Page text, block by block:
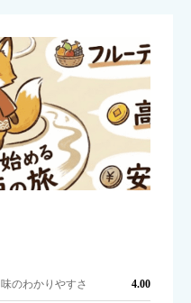
味のわかりやすさ 4.00